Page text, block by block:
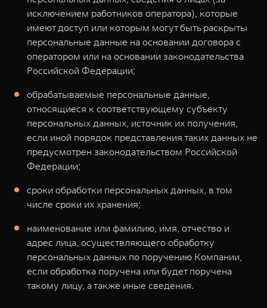
исключением работников оператора), которые
имеют доступ или которым могут быть раскрыты
персональные данные на основании договора с
оператором или на основании законодательства
Российской Федерации;
обрабатываемые персональные данные,
относящиеся к соответствующему субъекту
персональных данных, источник их получения,
если иной порядок представления таких данных не
предусмотрен законодательством Российской
Федерации;
сроки обработки персональных данных, в том
числе сроки их хранения;
наименование или фамилию, имя, отчество и
адрес лица, осуществляющего обработку
персональных данных по поручению Компании,
если обработка поручена или будет поручена
такому лицу, а также иные сведения.